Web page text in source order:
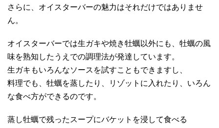
さらに、オイスターバーの魅力はそれだけではありませ
ん。
オイスターバーでは生ガキや焼き牡蠣以外にも、牡蠣の風
味を熟知したうえでの調理法が発達しています。
生ガキもいろんなソースを試すこともできますし、
料理でも、牡蠣を蒸したり、リゾットに入れたり、いろん
な食べ方ができるのです。
蒸し牡蠣で残ったスープにバケットを浸して食べる